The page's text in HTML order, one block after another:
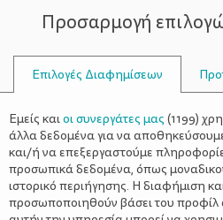
Προσαρμογή
Επιλογές Διαφημίσεων
Εμείς καιοι συνεργάτες μας (1199)
άλλα δεδομένα για να
και/ή να επεξεργαστούμε
προσωπικά δεδομένα, όπως
ιστορικό περιήγησης. Η διαφήμιση
προσωποποιηθούν βάσει του προφίλ